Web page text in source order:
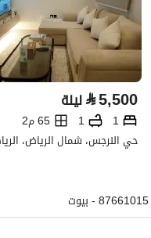
⃁5,500 ليلة
1
1
65 م2
حي النرجس، شمال الرياض،
87661015 - بيوت